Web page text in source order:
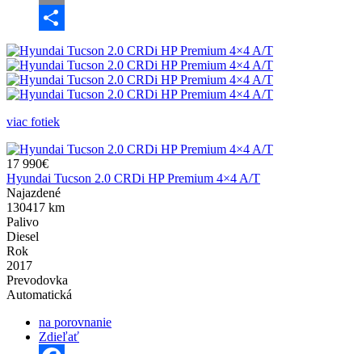
Email
Share
viac fotiek
17 990€
Hyundai Tucson 2.0 CRDi HP Premium 4×4 A/T
Najazdené
130417 km
Palivo
Diesel
Rok
2017
Prevodovka
Automatická
na porovnanie
Zdieľať